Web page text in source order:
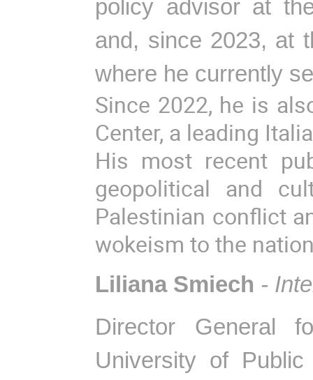
policy advisor at
and, since 2023, at
where he currently
Since 2022, he is
Center, a leading
His most recent
geopolitical and
Palestinian conflict
wokeism to the
Liliana Smiech -
Director General
University of